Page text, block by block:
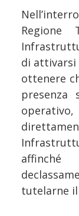
Regione
di attivarsi
ottenere
presenza
tutelarne